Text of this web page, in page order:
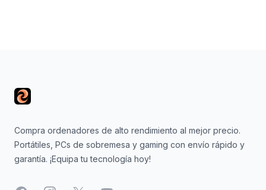
Compra ordenadores de alto rendimiento al mejor precio.
Portátiles, PCs de sobremesa y gaming con envío rápido y
garantía. ¡Equipa tu tecnología hoy!